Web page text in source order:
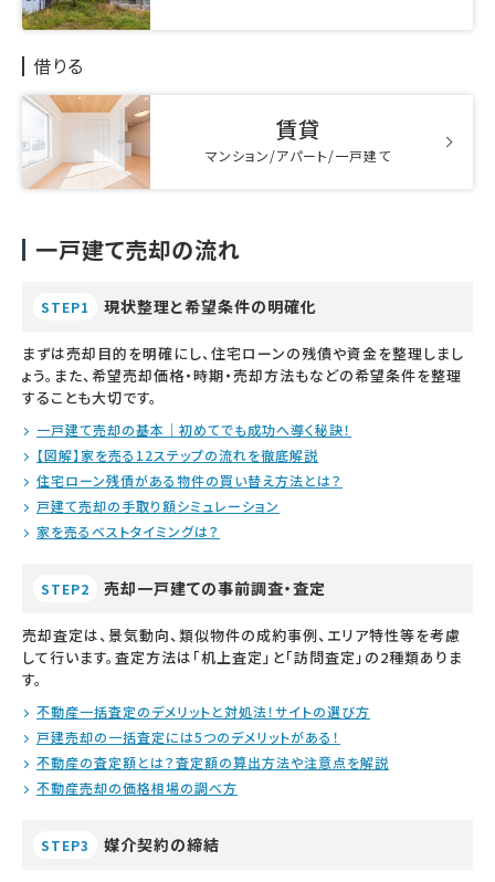
借りる
賃貸
マンション/アパート/一戸建て
一戸建て売却の流れ
STEP1 現状整理と希望条件の明確化
まずは売却目的を明確にし、住宅ローンの残債や資金を整理しまし
ょう。また、希望売却価格・時期・売却方法もなどの希望条件を整理
することも大切です。
一戸建て売却の基本｜初めてでも成功へ導く秘訣！
【図解】家を売る12ステップの流れを徹底解説
住宅ローン残債がある物件の買い替え方法とは？
戸建て売却の手取り額シミュレーション
家を売るベストタイミングは？
STEP2 売却一戸建ての事前調査・査定
売却査定は、景気動向、類似物件の成約事例、エリア特性等を考慮
して行います。査定方法は「机上査定」と「訪問査定」の2種類ありま
す。
不動産一括査定のデメリットと対処法！サイトの選び方
戸建売却の一括査定には5つのデメリットがある！
不動産の査定額とは？査定額の算出方法や注意点を解説
不動産売却の価格相場の調べ方
STEP3 媒介契約の締結